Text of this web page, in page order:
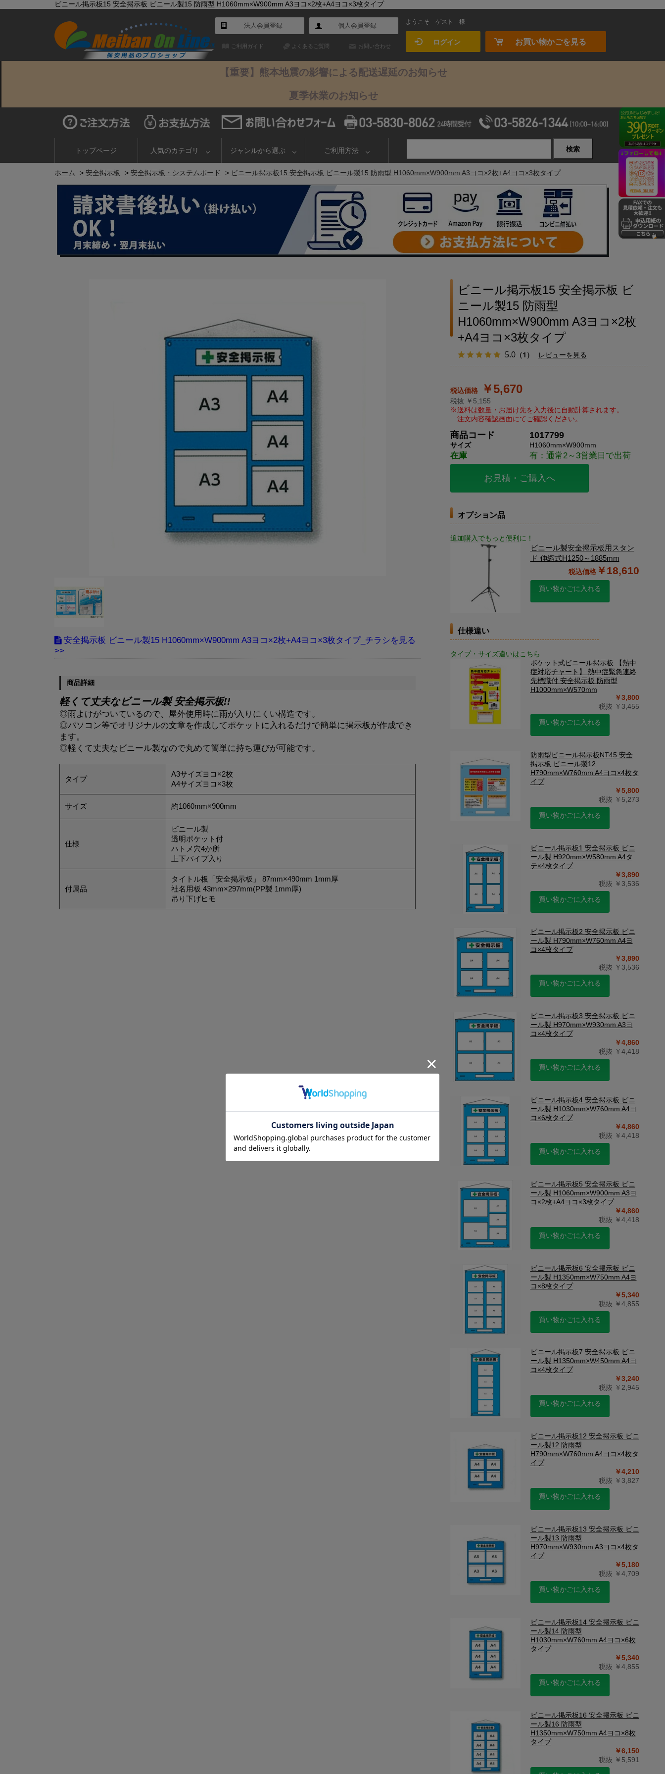
ビニール掲示板15 安全掲示板 ビニール製15 防雨型 H1060mm×W900mm A3ヨコ×2枚+A4ヨコ×3枚タイプ
法人会員登録 個人会員登録
ご利用ガイド よくあるご質問 お問い合わせ
ようこそ ゲスト 様
ログイン お買い物かごを見る
【重要】熊本地震の影響による配送遅延のお知らせ
夏季休業のお知らせ
トップページ 人気のカテゴリ ジャンルから選ぶ ご利用方法 検索
ホーム > 安全掲示板 > 安全掲示板・システムボード > ビニール掲示板15 安全掲示板 ビニール製15 防雨型 H1060mm×W900mm A3ヨコ×2枚+A4ヨコ×3枚タイプ
安全掲示板 ビニール製15 H1060mm×W900mm A3ヨコ×2枚+A4ヨコ×3枚タイプ_チラシ
商品詳細
軽くて丈夫なビニール製 安全掲示板!!
◎雨よけがついているので、屋外使用時に雨が入りにくい構造です。
◎パソコン等でオリジナルの文章を作成してポケットに入れるだけで簡単に掲示板が作成でき
ます。
◎軽くて丈夫なビニール製なので丸めて簡単に持ち運びが可能です。
タイプ
A3サイズヨコ×2枚
A4サイズヨコ×3枚
サイズ 約1060mm×900mm
仕様
ビニール製
透明ポケット付
ハトメ穴4か所
上下パイプ入り
付属品
タイトル板「安全掲示板」 87mm×490mm 1mm厚
社名用板 43mm×297mm(PP製 1mm厚)
吊り下げヒモ
ビニール掲示板15 安全掲示板 ビ
ニール製15 防雨型
H1060mm×W900mm A3ヨコ×2枚
+A4ヨコ×3枚タイプ
5.0（1） レビューを見る
￥5,670
税抜 ￥5,155
商品コード 1017799
サイズ H1060mm×W900mm
在庫 有：通常2～3営業日で出荷
お見積・ご購入へ
オプション品
追加購入でもっと便利に！
ビニール製安全掲示板用スタン
ド 伸縮式H1250～1885mm
￥18,610
買い物かごに入れる
仕様違い
タイプ・サイズ違いはこちら
ポケット式ビニール掲示板 【熱中
症対応チャート】 熱中症緊急連絡
先標識付 安全掲示板 防雨型
H1000mm×W570mm
￥3,800
税抜 ￥3,455
買い物かごに入れる
防雨型ビニール掲示板NT45 安全
掲示板 ビニール製12
H790mm×W760mm A4ヨコ×4枚タ
イプ
￥5,800
税抜 ￥5,273
買い物かごに入れる
ビニール掲示板1 安全掲示板 ビニ
ール製 H920mm×W580mm A4タ
テ×4枚タイプ
￥3,890
税抜 ￥3,536
買い物かごに入れる
ビニール掲示板2 安全掲示板 ビニ
ール製 H790mm×W760mm A4ヨ
コ×4枚タイプ
￥3,890
税抜 ￥3,536
買い物かごに入れる
ビニール掲示板3 安全掲示板 ビニ
ール製 H970mm×W930mm A3ヨ
コ×4枚タイプ
￥4,860
税抜 ￥4,418
買い物かごに入れる
ビニール掲示板4 安全掲示板 ビニ
ール製 H1030mm×W760mm A4ヨ
コ×6枚タイプ
￥4,860
税抜 ￥4,418
買い物かごに入れる
ビニール掲示板5 安全掲示板 ビニ
ール製 H1060mm×W900mm A3ヨ
コ×2枚+A4ヨコ×3枚タイプ
￥4,860
税抜 ￥4,418
買い物かごに入れる
ビニール掲示板6 安全掲示板 ビニ
ール製 H1350mm×W750mm A4ヨ
コ×8枚タイプ
￥5,340
税抜 ￥4,855
買い物かごに入れる
ビニール掲示板7 安全掲示板 ビニ
ール製 H1350mm×W450mm A4ヨ
コ×4枚タイプ
￥3,240
税抜 ￥2,945
買い物かごに入れる
ビニール掲示板12 安全掲示板 ビニ
ール製12 防雨型
H790mm×W760mm A4ヨコ×4枚タ
イプ
￥4,210
税抜 ￥3,827
買い物かごに入れる
ビニール掲示板13 安全掲示板 ビニ
ール製13 防雨型
H970mm×W930mm A3ヨコ×4枚タ
イプ
￥5,180
税抜 ￥4,709
買い物かごに入れる
ビニール掲示板14 安全掲示板 ビニ
ール製14 防雨型
H1030mm×W760mm A4ヨコ×6枚
タイプ
￥5,340
税抜 ￥4,855
買い物かごに入れる
ビニール掲示板16 安全掲示板 ビニ
ール製16 防雨型
H1350mm×W750mm A4ヨコ×8枚
タイプ
￥6,150
税抜 ￥5,591